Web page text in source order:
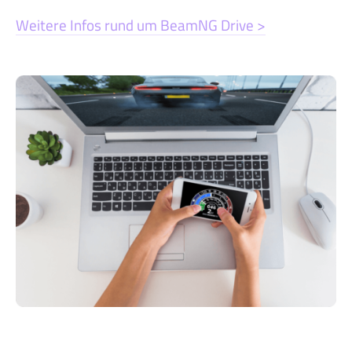
Weitere Infos rund um BeamNG Drive >